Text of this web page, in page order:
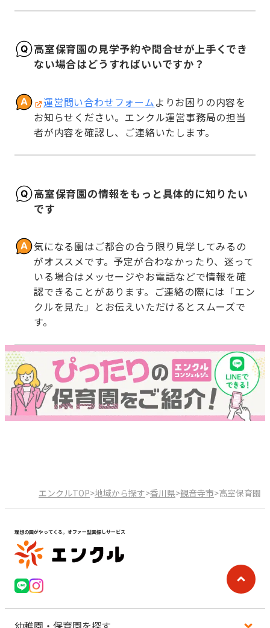
高室保育園の見学予約や問合せが上手くでき
ない場合はどうすればいいですか？
運営問い合わせフォームよりお困りの内容を
お知らせください。エンクル運営事務局の担当
者が内容を確認し、ご連絡いたします。
高室保育園の情報をもっと具体的に知りたい
です
気になる園はご都合の合う限り見学してみるの
がオススメです。予定が合わなかったり、迷って
いる場合はメッセージやお電話などで情報を確
認できることがあります。ご連絡の際には「エン
クルを見た」とお伝えいただけるとスムーズで
す。
エンクルTOP>地域から探す>香川県>観音寺市>高室保育園
理想の園がやってくる。オファー型園探しサービス